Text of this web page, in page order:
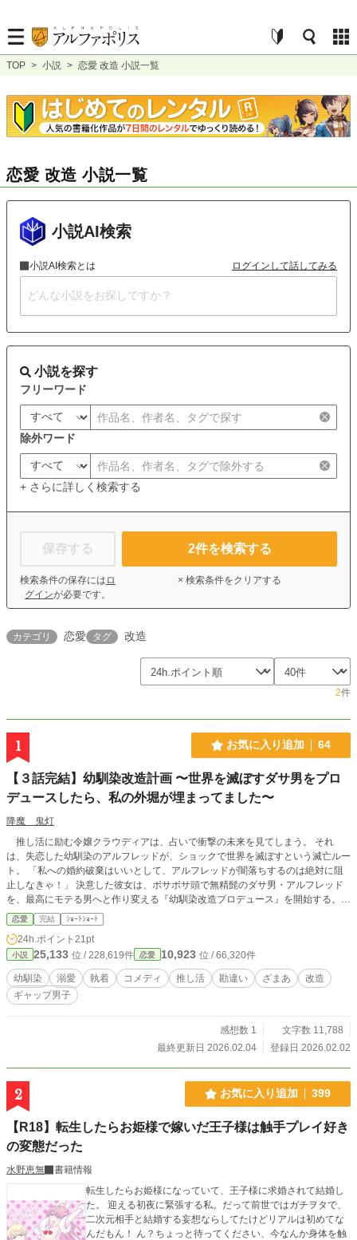
TOP > 小説 > 恋愛 改造 小説一覧
恋愛 改造 小説一覧
小説AI検索
小説AI検索とは ログインして話してみる
小説を探す
フリーワード
除外ワード
+ さらに詳しく検索する
保存する
検索条件の保存には ロ
グインが必要です。
2件を検索する
× 検索条件をクリアする
カテゴリ 恋愛 タグ 改造
2件
1 お気に入り追加 64
【３話完結】幼馴染改造計画 〜世界を滅ぼすダサ男をプロ
デュースしたら、私の外堀が埋まってました〜
降魔 鬼灯
推し活に励む令嬢クラウディアは、占いで衝撃の未来を見てしまう。 それ
は、失恋した幼馴染のアルフレッドが、ショックで世界を滅ぼすという滅亡ルー
ト。 「私への婚約破棄はいいとして、アルフレッドが闇落ちするのは絶対に阻
止しなきゃ！」 決意した彼女は、ボサボサ頭で無精髭のダサ男・アルフレッド
を、最高にモテる男へと作り変える『幼馴染改造プロデュース』を開始する。
清潔感を叩き込み、髪を切り、最高に似合う服を選び、手作り弁当で胃袋を掴
む。 全ては彼に、私以外の素敵な花嫁を見つけてもらうため……だったのに。
「クラウディア、約束だよ。優勝したら、俺に花をくれるって」 騎士交流試合
で覚醒した幼馴染が、国中の前で仕掛けた「とんでもない罠」とは！？ 天然プ
ロデューサー令嬢と、彼女に一途すぎる最強騎士の、勘違いから始まる逆転溺愛
ラブコメ！
恋愛 完結 ｼｮｰﾄｼｮｰﾄ
24h.ポイント 21pt
小説 25,133 位 / 228,619件 恋愛 10,923 位 / 66,320件
幼馴染 溺愛 執着 コメディ 推し活 勘違い ざまあ
改造
ギャップ男子
感想数 1
文字数 11,788
最終更新日 2026.02.04
登録日 2026.02.02
2 お気に入り追加 399
【R18】転生したらお姫様で嫁いだ王子様は触手プレイ好き
の変態だった
水野恵無
書籍情報
転生したらお姫様になっていて、王子様に求婚されて結婚し
た。 迎える初夜に緊張する私。だって前世ではガチヲタで、
二次元相手と結婚する妄想ならしてたけどリアルは初めてな
んだもん！ ん？ちょっと待ってください、今なんか身体を触